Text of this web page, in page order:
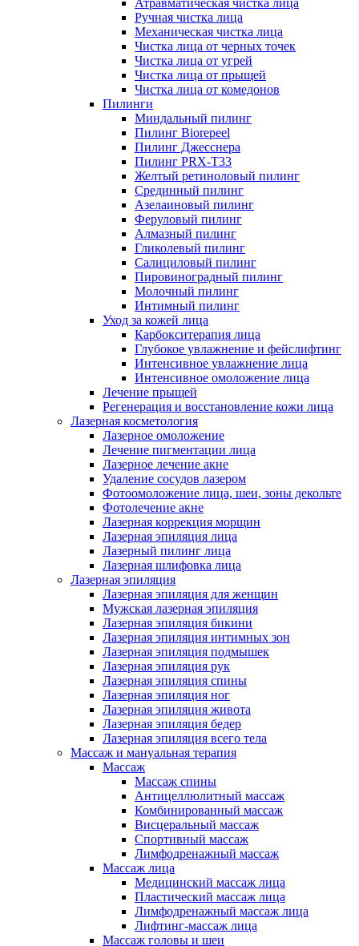
Атравматическая чистка лица
Ручная чистка лица
Механическая чистка лица
Чистка лица от черных точек
Чистка лица от угрей
Чистка лица от прыщей
Чистка лица от комедонов
Пилинги
Миндальный пилинг
Пилинг Biorepeel
Пилинг Джесснера
Пилинг PRX-T33
Желтый ретиноловый пилинг
Срединный пилинг
Азелаиновый пилинг
Феруловый пилинг
Алмазный пилинг
Гликолевый пилинг
Салициловый пилинг
Пировиноградный пилинг
Молочный пилинг
Интимный пилинг
Уход за кожей лица
Карбокситерапия лица
Глубокое увлажнение и фейслифтинг
Интенсивное увлажнение лица
Интенсивное омоложение лица
Лечение прыщей
Регенерация и восстановление кожи лица
Лазерная косметология
Лазерное омоложение
Лечение пигментации лица
Лазерное лечение акне
Удаление сосудов лазером
Фотоомоложение лица, шеи, зоны декольте
Фотолечение акне
Лазерная коррекция морщин
Лазерная эпиляция лица
Лазерный пилинг лица
Лазерная шлифовка лица
Лазерная эпиляция
Лазерная эпиляция для женщин
Мужская лазерная эпиляция
Лазерная эпиляция бикини
Лазерная эпиляция интимных зон
Лазерная эпиляция подмышек
Лазерная эпиляция рук
Лазерная эпиляция спины
Лазерная эпиляция ног
Лазерная эпиляция живота
Лазерная эпиляция бедер
Лазерная эпиляция всего тела
Массаж и мануальная терапия
Массаж
Массаж спины
Антицеллюлитный массаж
Комбинированный массаж
Висцеральный массаж
Спортивный массаж
Лимфодренажный массаж
Массаж лица
Медицинский массаж лица
Пластический массаж лица
Лимфодренажный массаж лица
Лифтинг-массаж лица
Массаж головы и шеи